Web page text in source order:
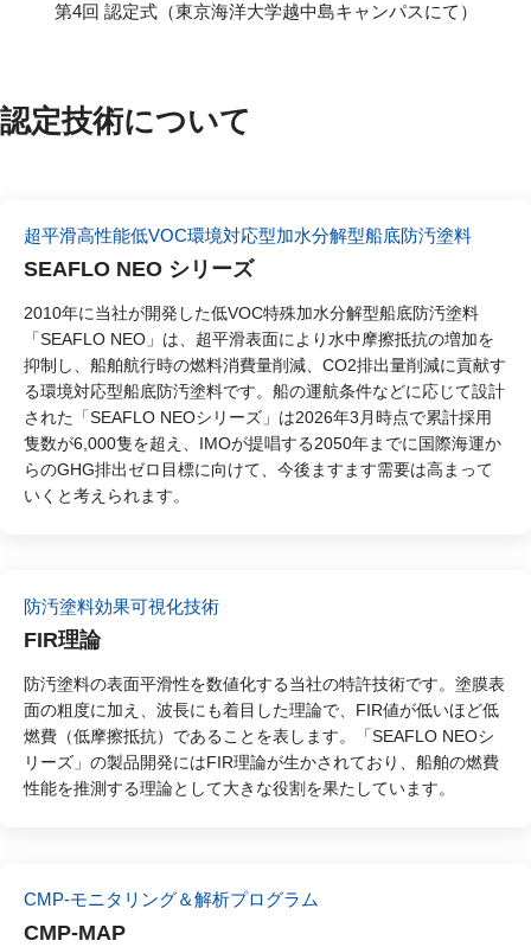
第4回 認定式（東京海洋大学越中島キャンパスにて）
認定技術について
超平滑高性能低VOC環境対応型加水分解型船底防汚塗料
SEAFLO NEO シリーズ
2010年に当社が開発した低VOC特殊加水分解型船底防汚塗料
「SEAFLO NEO」は、超平滑表面により水中摩擦抵抗の増加を
抑制し、船舶航行時の燃料消費量削減、CO2排出量削減に貢献す
る環境対応型船底防汚塗料です。船の運航条件などに応じて設計
された「SEAFLO NEOシリーズ」は2026年3月時点で累計採用
隻数が6,000隻を超え、IMOが提唱する2050年までに国際海運か
らのGHG排出ゼロ目標に向けて、今後ますます需要は高まって
いくと考えられます。
防汚塗料効果可視化技術
FIR理論
防汚塗料の表面平滑性を数値化する当社の特許技術です。塗膜表
面の粗度に加え、波長にも着目した理論で、FIR値が低いほど低
燃費（低摩擦抵抗）であることを表します。「SEAFLO NEOシ
リーズ」の製品開発にはFIR理論が生かされており、船舶の燃費
性能を推測する理論として大きな役割を果たしています。
CMP-モニタリング＆解析プログラム
CMP-MAP